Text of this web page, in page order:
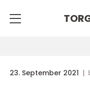
23. September 2021